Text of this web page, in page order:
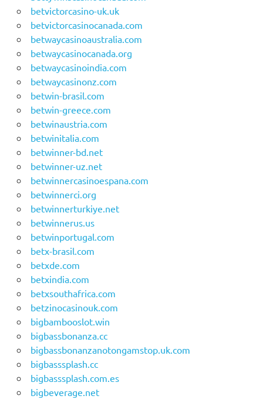
betvictorcasino-uk.uk
betvictorcasinocanada.com
betwaycasinoaustralia.com
betwaycasinocanada.org
betwaycasinoindia.com
betwaycasinonz.com
betwin-brasil.com
betwin-greece.com
betwinaustria.com
betwinitalia.com
betwinner-bd.net
betwinner-uz.net
betwinnercasinoespana.com
betwinnerci.org
betwinnerturkiye.net
betwinnerus.us
betwinportugal.com
betx-brasil.com
betxde.com
betxindia.com
betxsouthafrica.com
betzinocasinouk.com
bigbambooslot.win
bigbassbonanza.cc
bigbassbonanzanotongamstop.uk.com
bigbasssplash.cc
bigbasssplash.com.es
bigbeverage.net